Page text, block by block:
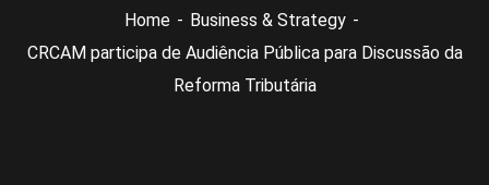
Home
Business & Strategy
CRCAM participa de Audiência Pública para Discussão da
Reforma Tributária